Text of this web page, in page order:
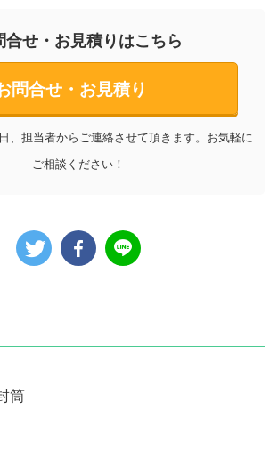
合せ・お見積りはこちら
問合せ・お見積り
、担当者からご連絡させて頂きます。お気軽に
ご相談ください！
筒